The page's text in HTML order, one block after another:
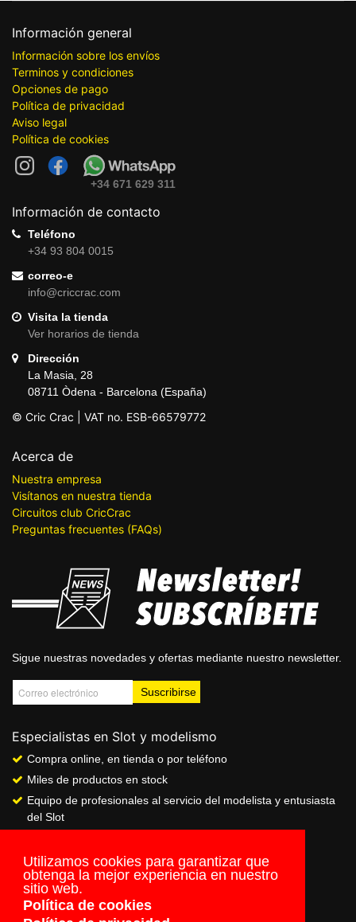
Utilizamos cookies para garantizar que
obtenga la mejor experiencia en nuestro
sitio web.
Política de cookies
Información general
Información sobre los envíos
Terminos y condiciones
Opciones de pago
Política de privacidad
Aviso legal
Política de cookies
+34 671 629 311
Información de contacto
Teléfono
+34 93 804 0015
correo-e
info@criccrac.com
Visita la tienda
Ver horarios de tienda
Dirección
La Masia, 28
08711 Òdena - Barcelona (España)
© Cric Crac | VAT no. ESB-66579772
Acerca de
Nuestra empresa
Visítanos en nuestra tienda
Circuitos club CricCrac
Preguntas frecuentes (FAQs)
Sigue nuestras novedades y ofertas mediante nuestro newsletter.
Especialistas en Slot y modelismo
Compra online, en tienda o por teléfono
Miles de productos en stock
Equipo de profesionales al servicio del modelista y entusiasta
del Slot
Servicio de pago seguro online
Envios a todo el mundo